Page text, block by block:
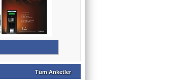
Tüm Anketler